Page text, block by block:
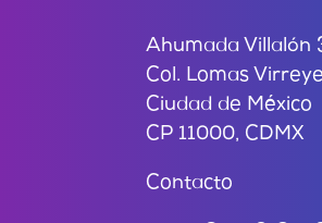
Ahumada Villalón
Col. Lomas
Ciudad de México
CP 11000, CDMX
Contacto